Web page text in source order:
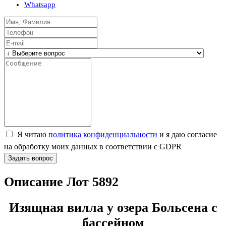
Whatsapp
Я читаю политика конфиденциальности и я даю согласие
на обработку моих данных в соответствии с GDPR
Задать вопрос
Описание Лот 5892
Изящная вилла у озера Больсена с
бассейном